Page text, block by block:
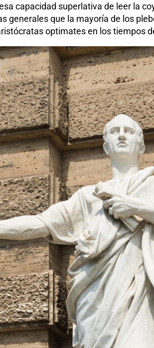
capacidad superlativa de leer la
generales que la mayoría de los
optimates en los tiempos